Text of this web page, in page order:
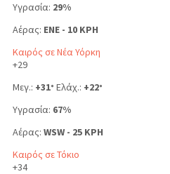
Υγρασία: 29%
Αέρας: ENE - 10 KPH
Καιρός σε Νέα Υόρκη
+29
Μεγ.: +31° Ελάχ.: +22°
Υγρασία: 67%
Αέρας: WSW - 25 KPH
Καιρός σε Τόκιο
+34